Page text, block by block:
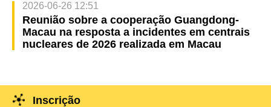
2026-06-26 12:51
Reunião sobre a cooperação Guangdong-
Macau na resposta a incidentes em centrais
nucleares de 2026 realizada em Macau
Inscrição